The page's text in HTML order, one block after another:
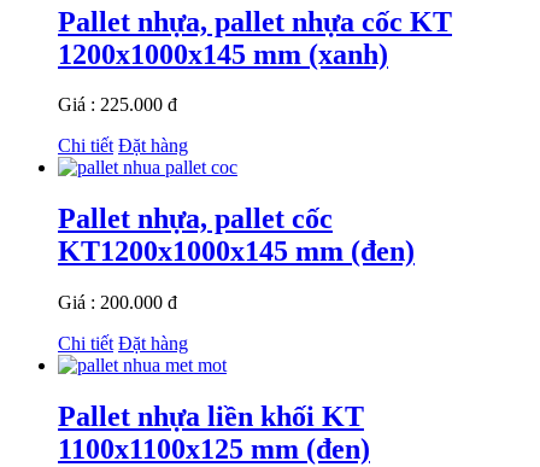
Pallet nhựa, pallet nhựa cốc KT
1200x1000x145 mm (xanh)
Giá : 225.000 đ
Chi tiết Đặt hàng
Pallet nhựa, pallet cốc
KT1200x1000x145 mm (đen)
Giá : 200.000 đ
Chi tiết Đặt hàng
Pallet nhựa liền khối KT
1100x1100x125 mm (đen)